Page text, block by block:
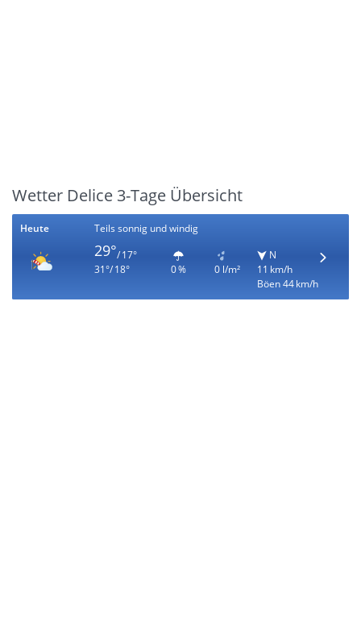
Wetter Delice 3-Tage Übersicht
Heute Teils sonnig und windig
29°/ 17°
31°/ 18°
0 % 0 l/m²
N
11 km/h
Böen 44 km/h